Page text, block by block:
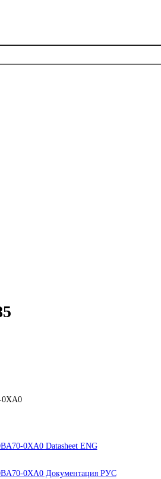
0XA0
0XA0 Datasheet ENG
0XA0 Документация РУС